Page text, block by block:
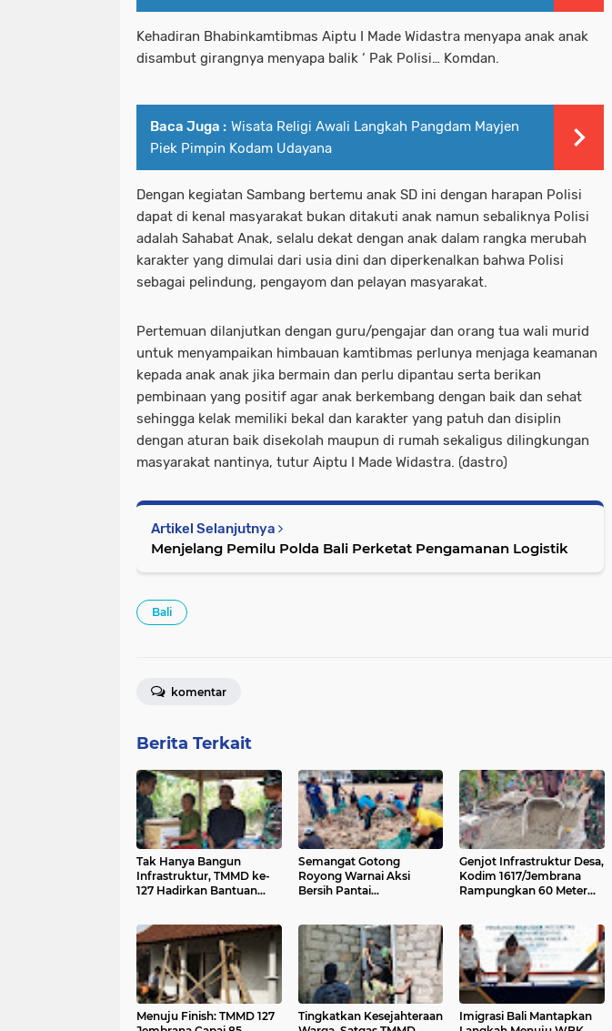
Kehadiran Bhabinkamtibmas Aiptu I Made Widastra menyapa anak anak
disambut girangnya menyapa balik ‘ Pak Polisi… Komdan.
Baca Juga : Wisata Religi Awali Langkah Pangdam Mayjen
Piek Pimpin Kodam Udayana
Dengan kegiatan Sambang bertemu anak SD ini dengan harapan Polisi
dapat di kenal masyarakat bukan ditakuti anak namun sebaliknya Polisi
adalah Sahabat Anak, selalu dekat dengan anak dalam rangka merubah
karakter yang dimulai dari usia dini dan diperkenalkan bahwa Polisi
sebagai pelindung, pengayom dan pelayan masyarakat.
Pertemuan dilanjutkan dengan guru/pengajar dan orang tua wali murid
untuk menyampaikan himbauan kamtibmas perlunya menjaga keamanan
kepada anak anak jika bermain dan perlu dipantau serta berikan
pembinaan yang positif agar anak berkembang dengan baik dan sehat
sehingga kelak memiliki bekal dan karakter yang patuh dan disiplin
dengan aturan baik disekolah maupun di rumah sekaligus dilingkungan
masyarakat nantinya, tutur Aiptu I Made Widastra. (dastro)
Artikel Selanjutnya
Menjelang Pemilu Polda Bali Perketat Pengamanan Logistik
Bali
komentar
Berita Terkait
Tak Hanya Bangun
Infrastruktur, TMMD ke-
127 Hadirkan Bantuan
Semangat Gotong
Royong Warnai Aksi
Bersih Pantai
Genjot Infrastruktur Desa,
Kodim 1617/Jembrana
Rampungkan 60 Meter
Menuju Finish: TMMD 127
Tingkatkan Kesejahteraan
Imigrasi Bali Mantapkan